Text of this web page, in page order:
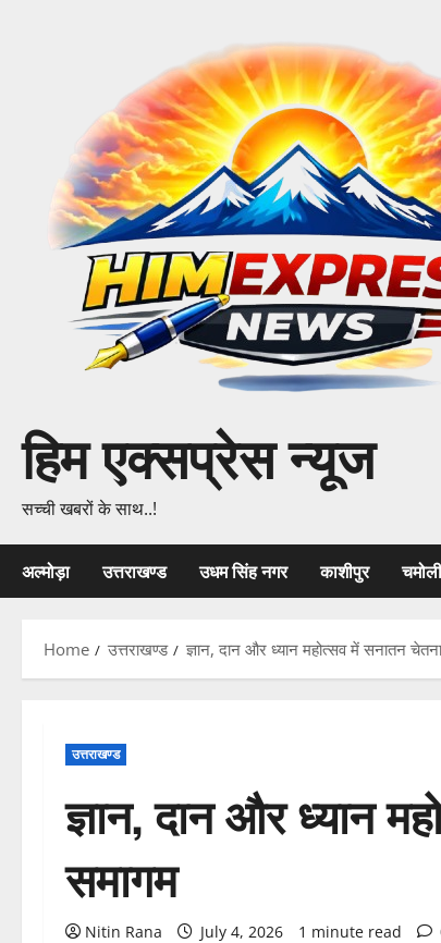
हिम एक्सप्रेस न्यूज
सच्ची खबरों के साथ..!
अल्मोड़ा उत्तराखण्ड उधम सिंह नगर काशीपुर चमोली
Home उत्तराखण्ड ज्ञान, दान और ध्यान महोत्सव में सनातन
उत्तराखण्ड
ज्ञान, दान और ध्यान
समागम
Nitin Rana July 4, 2026 1 minute read